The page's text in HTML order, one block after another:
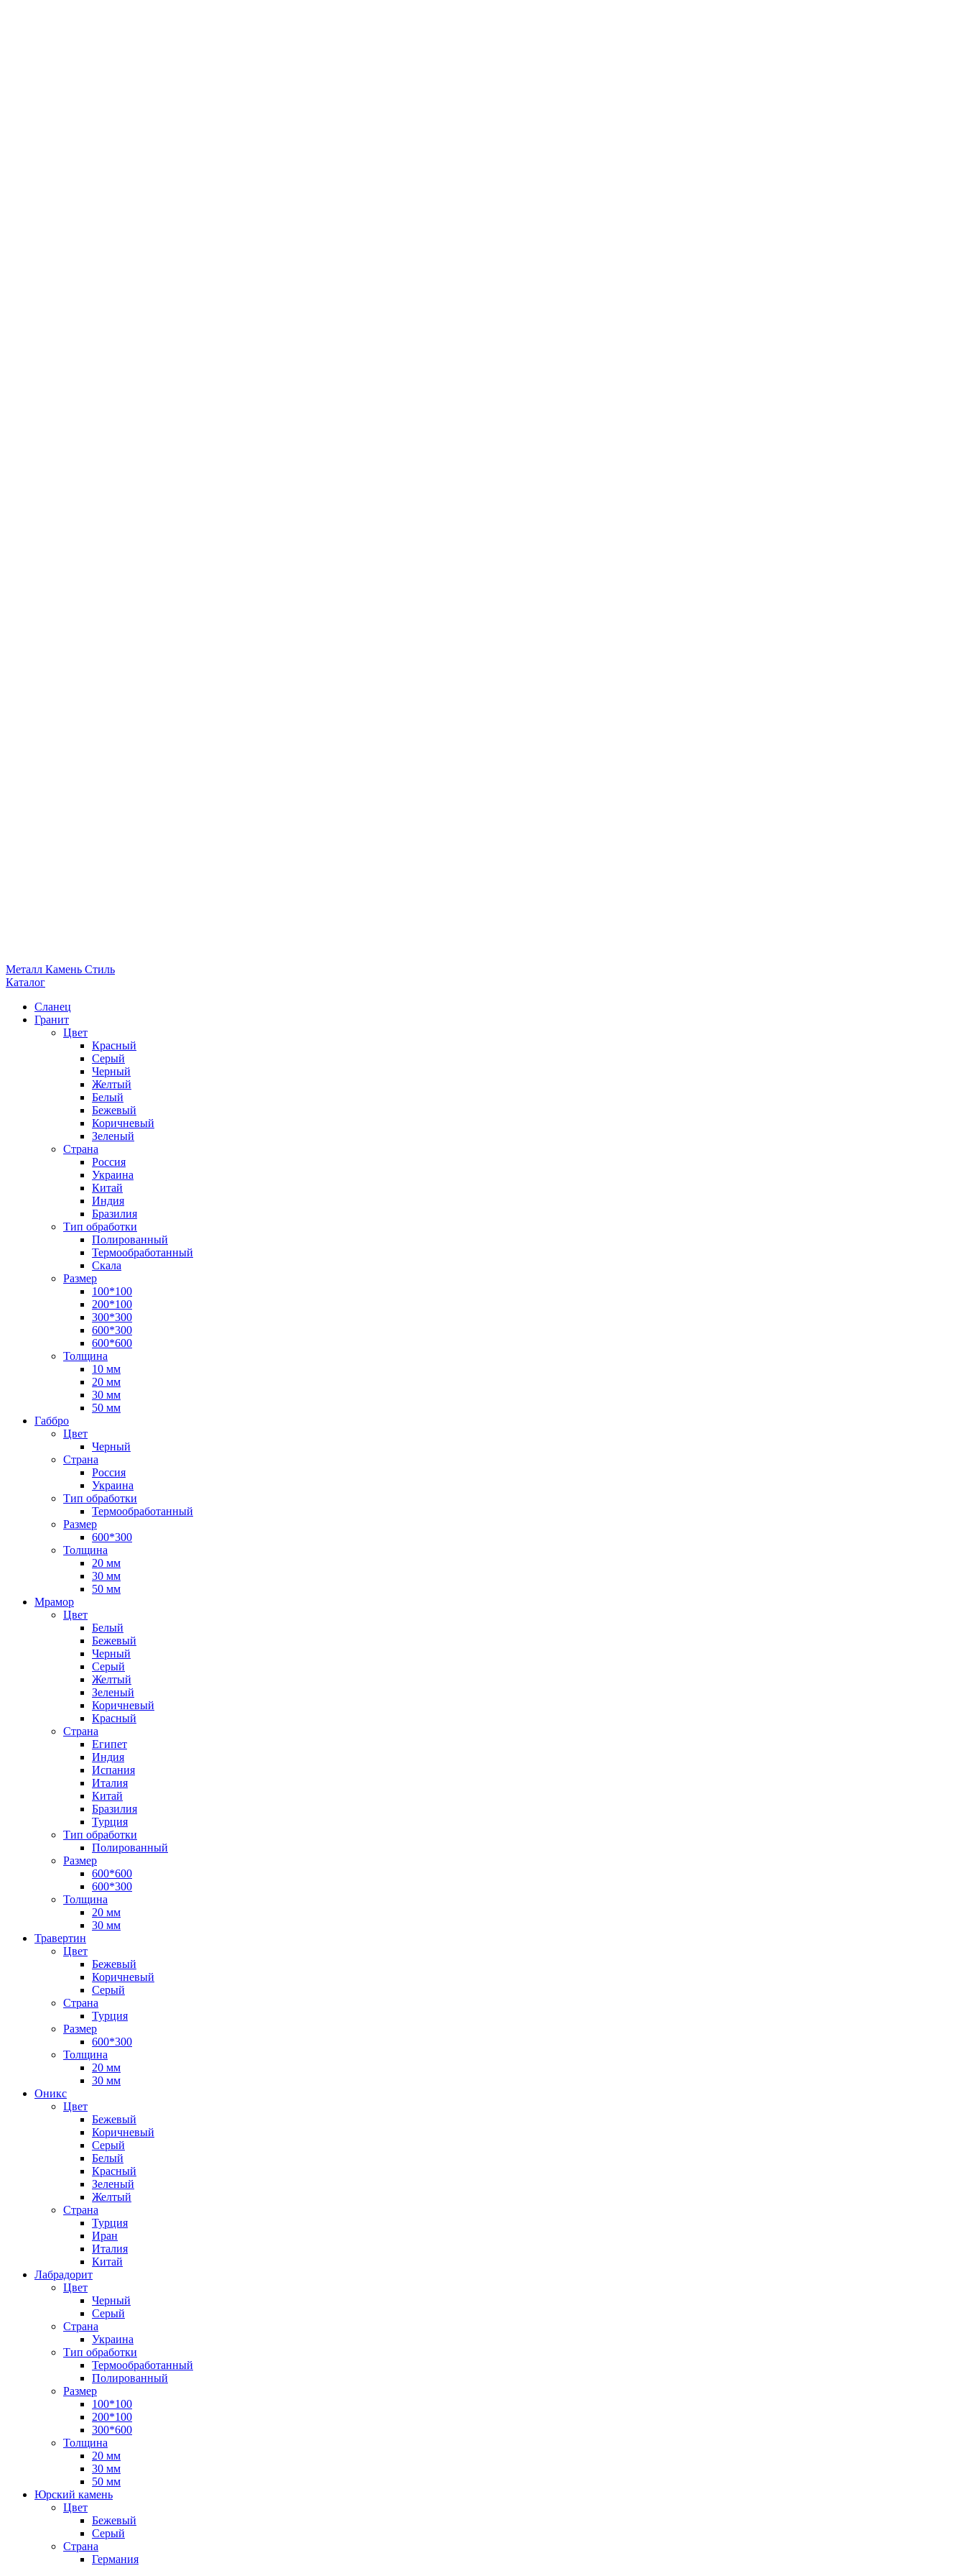
Металл Камень Стиль
Каталог
Сланец
Гранит
Цвет
Красный
Серый
Черный
Желтый
Белый
Бежевый
Коричневый
Зеленый
Страна
Россия
Украина
Китай
Индия
Бразилия
Тип обработки
Полированный
Термообработанный
Скала
Размер
100*100
200*100
300*300
600*300
600*600
Толщина
10 мм
20 мм
30 мм
50 мм
Габбро
Цвет
Черный
Страна
Россия
Украина
Тип обработки
Термообработанный
Размер
600*300
Толщина
20 мм
30 мм
50 мм
Мрамор
Цвет
Белый
Бежевый
Черный
Серый
Желтый
Зеленый
Коричневый
Красный
Страна
Египет
Индия
Испания
Италия
Китай
Бразилия
Турция
Тип обработки
Полированный
Размер
600*600
600*300
Толщина
20 мм
30 мм
Травертин
Цвет
Бежевый
Коричневый
Серый
Страна
Турция
Размер
600*300
Толщина
20 мм
30 мм
Оникс
Цвет
Бежевый
Коричневый
Серый
Белый
Красный
Зеленый
Желтый
Страна
Турция
Иран
Италия
Китай
Лабрадорит
Цвет
Черный
Серый
Страна
Украина
Тип обработки
Термообработанный
Полированный
Размер
100*100
200*100
300*600
Толщина
20 мм
30 мм
50 мм
Юрский камень
Цвет
Бежевый
Серый
Страна
Германия